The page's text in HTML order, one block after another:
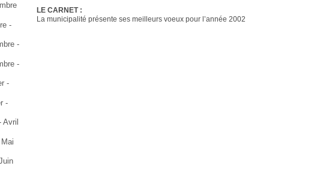
-
-
-
-
-
LE CARNET :
La municipalité présente ses meilleurs voeux pour l’année 2002